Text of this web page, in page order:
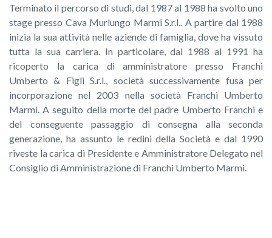
Terminato il percorso di studi, dal 1987 al 1988 ha svolto uno
stage presso Cava Murlungo Marmi S.r.l.. A partire dal 1988
inizia la sua attività nelle aziende di famiglia, dove ha vissuto
tutta la sua carriera. In particolare, dal 1988 al 1991 ha
ricoperto la carica di amministratore presso Franchi
Umberto & Figli S.r.l., società successivamente fusa per
incorporazione nel 2003 nella società Franchi Umberto
Marmi. A seguito della morte del padre Umberto Franchi e
del conseguente passaggio di consegna alla seconda
generazione, ha assunto le redini della Società e dal 1990
riveste la carica di Presidente e Amministratore Delegato nel
Consiglio di Amministrazione di Franchi Umberto Marmi.